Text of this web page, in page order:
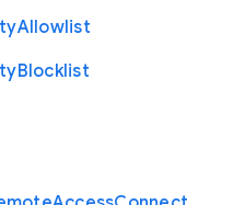
Allowlist
Blocklist